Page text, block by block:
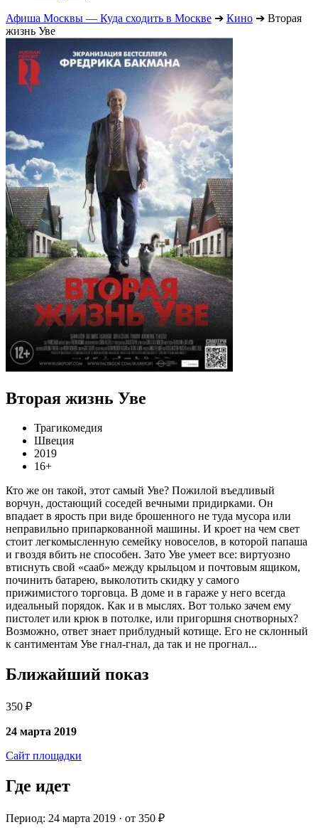
Афиша Москвы — Куда сходить в Москве ➔ Кино ➔ Вторая
жизнь Уве
Вторая жизнь Уве
Трагикомедия
Швеция
2019
16+
Кто же он такой, этот самый Уве? Пожилой въедливый
ворчун, достающий соседей вечными придирками. Он
впадает в ярость при виде брошенного не туда мусора или
неправильно припаркованной машины. И кроет на чем свет
стоит легкомысленную семейку новоселов, в которой папаша
и гвоздя вбить не способен. Зато Уве умеет все: виртуозно
втиснуть свой «сааб» между крыльцом и почтовым ящиком,
починить батарею, выколотить скидку у самого
прижимистого торговца. В доме и в гараже у него всегда
идеальный порядок. Как и в мыслях. Вот только зачем ему
пистолет или крюк в потолке, или пригоршня снотворных?
Возможно, ответ знает приблудный котище. Его не склонный
к сантиментам Уве гнал-гнал, да так и не прогнал...
Ближайший показ
350 ₽
24 марта 2019
Сайт площадки
Где идет
Период: 24 марта 2019 · от 350 ₽